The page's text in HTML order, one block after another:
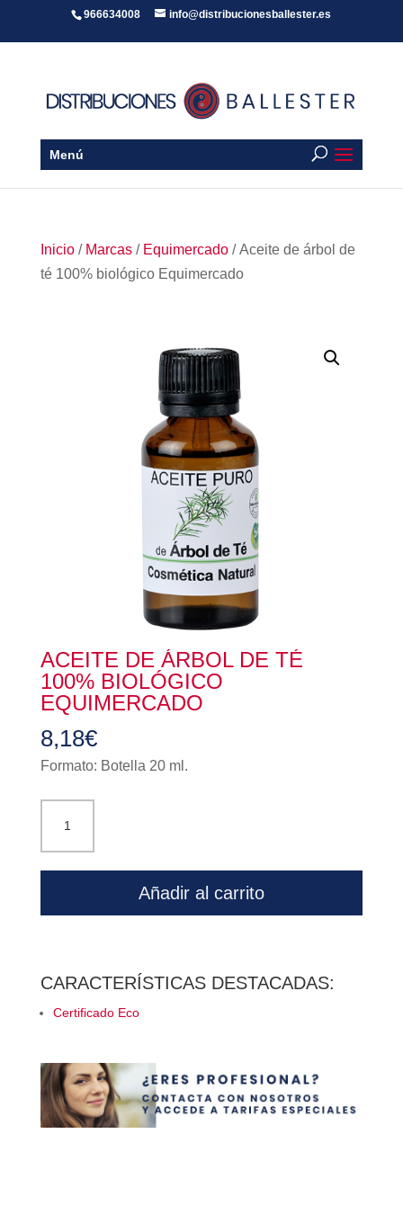
966634008 info@distribucionesballester.es
Menú
Inicio/ Marcas/ Equimercado/ Aceite de árbol de
té 100% biológico Equimercado
ACEITE DE ÁRBOL DE TÉ
100% BIOLÓGICO
EQUIMERCADO
8,18€
Formato: Botella 20 ml.
Equimercado
cantidad
Añadir al carrito
CARACTERÍSTICAS DESTACADAS:
Certificado Eco